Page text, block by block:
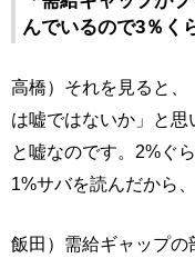
んでいるので3％く
高橋）それを見ると
は嘘ではないか」と
と嘘なのです。2%ぐ
1%サバを読んだから
飯田）需給ギャップの